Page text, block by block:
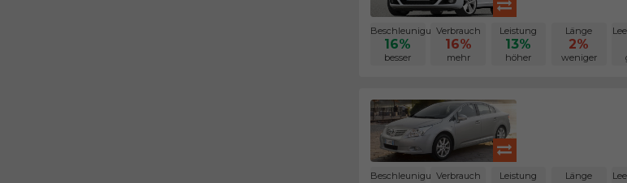
Beschleunigung
16%
besser
Verbrauch
16%
mehr
Leistung
13%
höher
Länge
2%
weniger
BeschleunigungVerbrauch Leistung Länge